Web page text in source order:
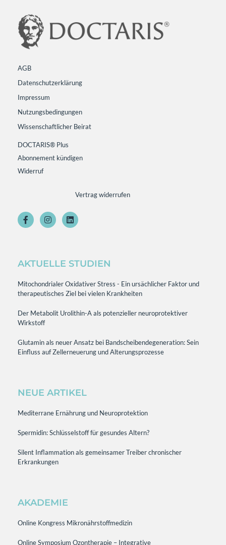
AGB
Datenschutzerklärung
Impressum
Nutzungsbedingungen
Wissenschaftlicher Beirat
DOCTARIS® Plus
Abonnement kündigen
Widerruf
Vertrag widerrufen
AKTUELLE STUDIEN
Mitochondrialer Oxidativer Stress - Ein ursächlicher Faktor und
therapeutisches Ziel bei vielen Krankheiten
Der Metabolit Urolithin-A als potenzieller neuroprotektiver
Wirkstoff
Glutamin als neuer Ansatz bei Bandscheibendegeneration: Sein
Einfluss auf Zellerneuerung und Alterungsprozesse
NEUE ARTIKEL
Mediterrane Ernährung und Neuroprotektion
Spermidin: Schlüsselstoff für gesundes Altern?
Silent Inflammation als gemeinsamer Treiber chronischer
Erkrankungen
AKADEMIE
Online Kongress Mikronährstoffmedizin
Online Symposium Ozontherapie – Integrative